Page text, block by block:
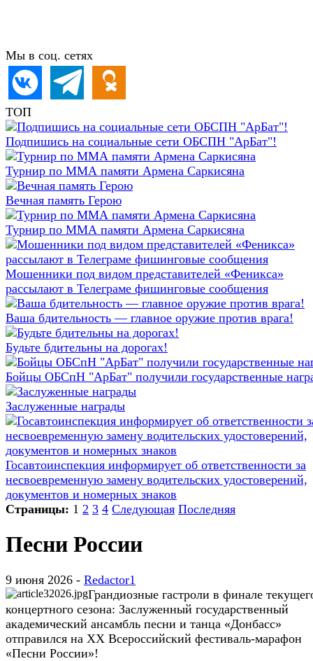
Мы в соц. сетях
ТОП
Подпишись на социальные сети ОБСПН "АрБат"!
Турнир по ММА памяти Армена Саркисяна
Вечная память Герою
Турнир по ММА памяти Армена Саркисяна
Мошенники под видом представителей «Феникса»
рассылают в Телеграме фишинговые сообщения
Ваша бдительность — главное оружие против врага!
Будьте бдительны на дорогах!
Бойцы ОБСпН "АрБат" получили государственные
Заслуженные награды
Госавтоинспекция информирует об ответственности за
несвоевременную замену водительских удостоверений,
документов и номерных знаков
Страницы: 1 2 3 4 Следующая Последняя
Песни России
9 июня 2026 - Redactor1
Грандиозные гастроли в финале
концертного сезона: Заслуженный государственный
академический ансамбль песни и танца «Донбасс»
отправился на ХХ Всероссийский фестиваль-марафон
«Песни России»!